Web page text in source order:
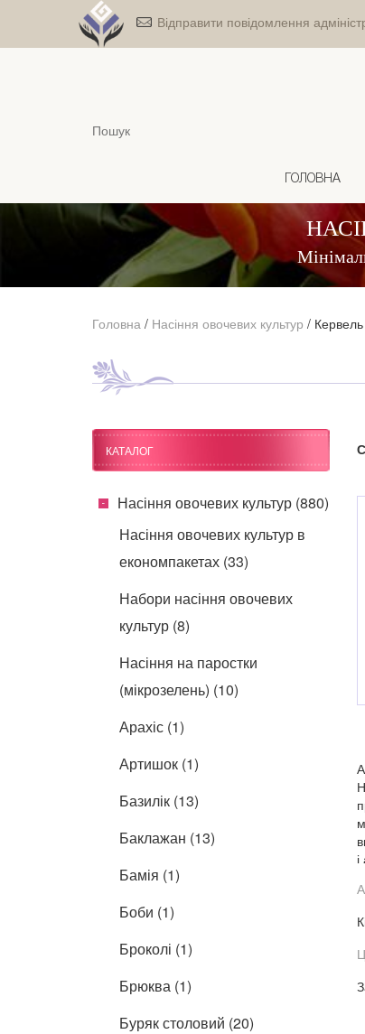
Відправити повідомлення
ГОЛОВНА
Головна / Насіння овочевих культур / Кервель
КАТАЛОГ
Насіння овочевих культур (880)
Насіння овочевих культур в
економпакетах (33)
Набори насіння овочевих
культур (8)
Насіння на паростки
(мікрозелень) (10)
Арахіс (1)
Артишок (1)
Базилік (13)
Баклажан (13)
Бамія (1)
Боби (1)
Броколі (1)
Брюква (1)
Буряк столовий (20)